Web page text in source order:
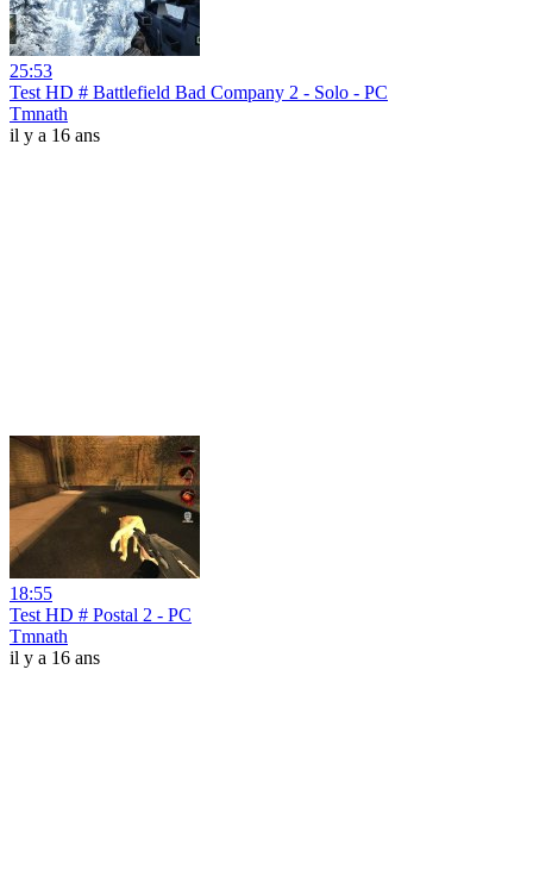
25:53
Test HD # Battlefield Bad Company 2 - Solo - PC
Tmnath
il y a 16 ans
18:55
Test HD # Postal 2 - PC
Tmnath
il y a 16 ans